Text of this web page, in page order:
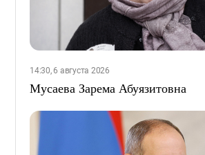
14:30, 6 августа 2026
Мусаева Зарема Абуязитовна